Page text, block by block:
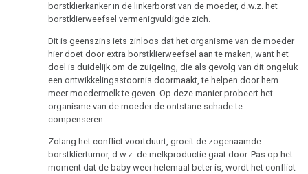
borstklierkanker in de linkerborst van de moeder, d.w.z. het
borstklierweefsel vermenigvuldigde zich.
Dit is geenszins iets zinloos dat het organisme van de moeder
hier doet door extra borstklierweefsel aan te maken, want het
doel is duidelijk om de zuigeling, die als gevolg van dit ongeluk
een ontwikkelingsstoornis doormaakt, te helpen door hem
meer moedermelk te geven. Op deze manier probeert het
organisme van de moeder de ontstane schade te
compenseren.
Zolang het conflict voortduurt, groeit de zogenaamde
borstkliertumor, d.w.z. de melkproductie gaat door. Pas op het
moment dat de baby weer helemaal beter is, wordt het conflict